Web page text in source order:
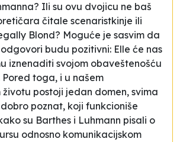
Ili su ovu dvojicu ne baš
čitale scenaristkinje ili
Blond? Moguće je sasvim da
budu pozitivni: Elle će nas
iznenaditi svojom obaveštenošću
toga, i u našem
postoji jedan domen, svima
poznat, koji funkcioniše
su Barthes i Luhmann pisali o
odnosno komunikacijskom